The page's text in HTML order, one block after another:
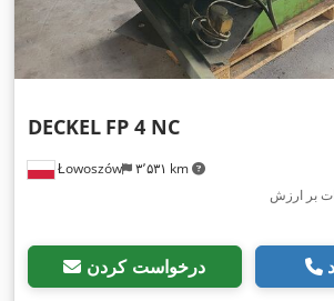
Łowoszów ۳٬۵۳۱ km
DECKEL FP 4 NC
بر ارزش
درخواست کردن